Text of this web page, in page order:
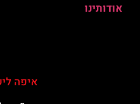
אודותינו
איפה